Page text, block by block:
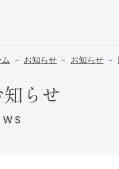
お知らせ お知らせ
知らせ